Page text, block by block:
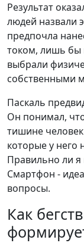
Результат
людей назвали
предпочла
током, лишь бы
выбрали
собственными
Паскаль
Он понимал,
тишине
которые у него
Правильно ли я
Смартфон -
вопросы.
Как